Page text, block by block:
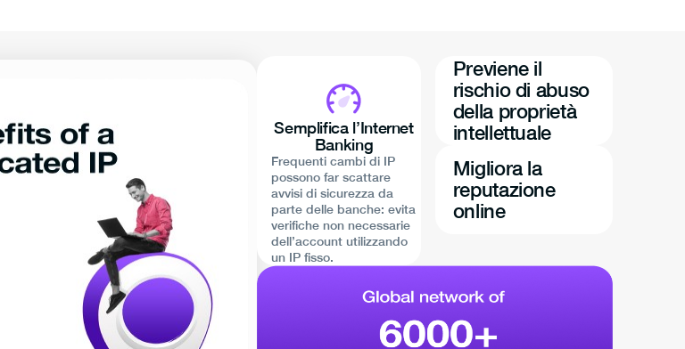
Semplifica l’Internet
Banking
Frequenti cambi di IP
possono far scattare
avvisi di sicurezza da
parte delle banche: evita
verifiche non necessarie
dell’account utilizzando
un IP fisso.
Previene il
rischio di abuso
della proprietà
intellettuale
Migliora la
reputazione
online